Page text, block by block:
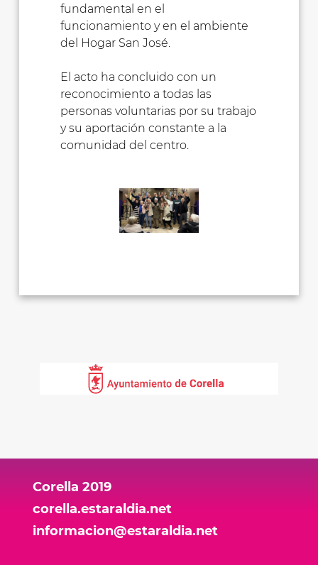
fundamental en el
funcionamiento y en el ambiente
del Hogar San José.
El acto ha concluido con un
reconocimiento a todas las
personas voluntarias por su trabajo
y su aportación constante a la
comunidad del centro.
Corella 2019
corella.estaraldia.net
informacion@estaraldia.net